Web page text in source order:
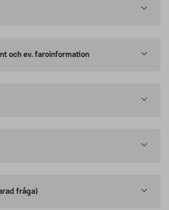
och ev. faroinformation
fråga)